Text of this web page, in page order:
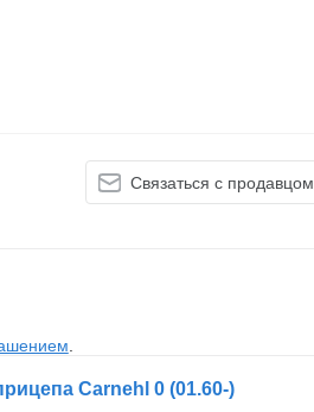
Связаться с продавцом
Carnehl 0 (01.60-)